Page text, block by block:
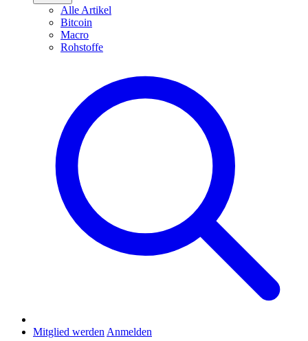
Alle Artikel
Bitcoin
Macro
Rohstoffe
Mitglied werden Anmelden